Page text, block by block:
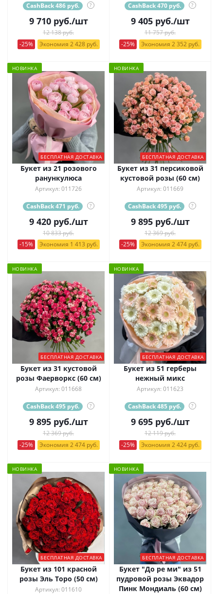
CashBack 486 руб. ?
9 710руб./шт
12 138 руб.
-25%
Экономия 2 428 руб.
CashBack 470 руб. ?
9 405руб./шт
11 757 руб.
-25%
Экономия 2 352 руб.
НОВИНКА
БЕСПЛАТНАЯ ДОСТАВКА
Букет из 21 розового
ранункулюса
Артикул: 011726
CashBack 471 руб. ?
9 420руб./шт
10 833 руб.
-15%
Экономия 1 413 руб.
НОВИНКА
БЕСПЛАТНАЯ ДОСТАВКА
Букет из 31 персиковой
кустовой розы (60 см)
Артикул: 011669
CashBack 495 руб. ?
9 895руб./шт
12 369 руб.
-25%
Экономия 2 474 руб.
НОВИНКА
БЕСПЛАТНАЯ ДОСТАВКА
Букет из 31 кустовой
розы Фаерворкс (60 см)
Артикул: 011668
CashBack 495 руб. ?
9 895руб./шт
12 369 руб.
-25%
Экономия 2 474 руб.
НОВИНКА
БЕСПЛАТНАЯ ДОСТАВКА
Букет из 51 герберы
нежный микс
Артикул: 011623
CashBack 485 руб. ?
9 695руб./шт
12 119 руб.
-25%
Экономия 2 424 руб.
НОВИНКА
БЕСПЛАТНАЯ ДОСТАВКА
Букет из 101 красной
розы Эль Торо (50 см)
Артикул: 011610
НОВИНКА
БЕСПЛАТНАЯ ДОСТАВКА
Букет "До ре ми" из 51
пудровой розы Эквадор
Пинк Мондиаль (60 см)